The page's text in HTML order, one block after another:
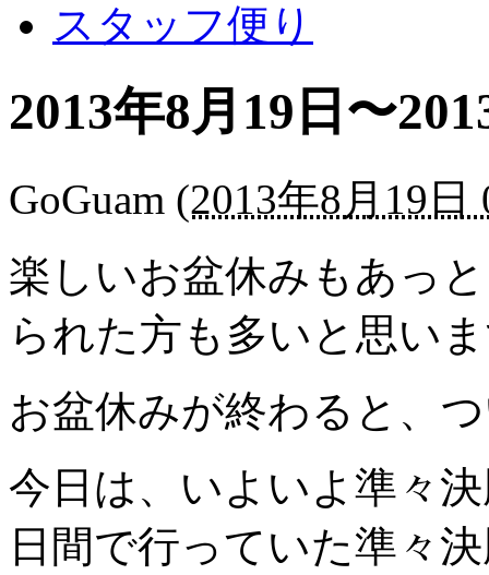
スタッフ便り
2013年8月19日〜
GoGuam (2013年8月19日
楽しいお盆休みもあっ
られた方も多いと思い
お盆休みが終わると、
今日は、いよいよ準々
日間で行っていた準々